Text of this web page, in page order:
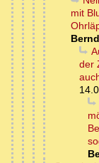
mit
der